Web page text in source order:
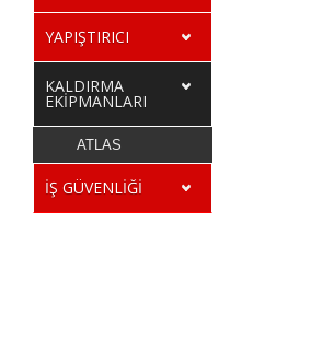
YAPIŞTIRICI
KALDIRMA
EKİPMANLARI
ATLAS
İŞ GÜVENLİĞİ